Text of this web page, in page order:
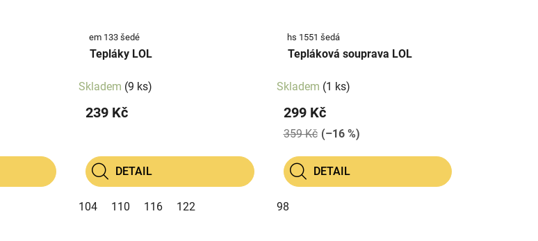
em 133 šedé
Tepláky LOL
Skladem (9 ks)
239 Kč
DETAIL
104 110 116 122
hs 1551 šedá
Tepláková souprava LOL
Skladem (1 ks)
299 Kč
359 Kč (–16 %)
DETAIL
98